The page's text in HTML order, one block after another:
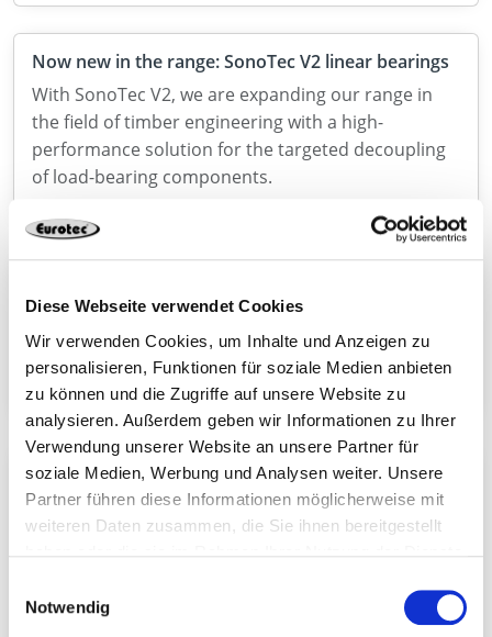
Diese Webseite verwendet Cookies
Wir verwenden Cookies, um Inhalte und Anzeigen zu
personalisieren, Funktionen für soziale Medien anbieten
zu können und die Zugriffe auf unsere Website zu
analysieren. Außerdem geben wir Informationen zu Ihrer
Verwendung unserer Website an unsere Partner für
soziale Medien, Werbung und Analysen weiter. Unsere
Partner führen diese Informationen möglicherweise mit
weiteren Daten zusammen, die Sie ihnen bereitgestellt
Notwendig
Now new in the range: SonoTec V2 linear bearings
With SonoTec V2, we are expanding our range in
the field of timber engineering with a high-
performance solution for the targeted decoupling
of load-bearing components.
With Connecto, we are expanding our range with a
high-performance connector for demanding
applications in structural timber construction.
Eurotec celebrates 25 years of passion for
fastening technology
As a specialist in fastening technology, we have
of construction projects for 25 years. We are proud
and happy to be able to look back on 25 years of